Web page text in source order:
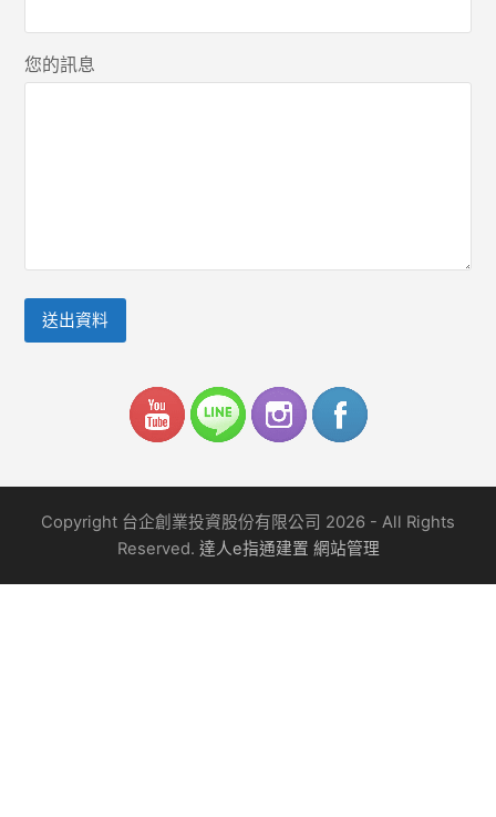
您的訊息
Copyright 台企創業投資股份有限公司 2026 - All Rights
Reserved. 達人e指通建置 網站管理